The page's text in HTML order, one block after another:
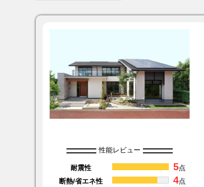
性能レビュー
耐震性 5点
断熱/省エネ性
4点